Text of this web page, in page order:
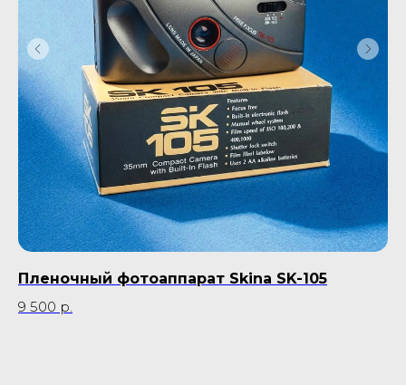
Пленочный фотоаппарат Skina SK-105
9 500 р.